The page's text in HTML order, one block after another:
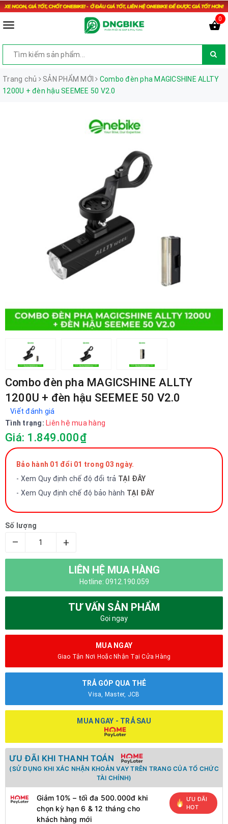
0
Trang chủ SẢN PHẨM MỚI
Combo đèn pha MAGICSHINE ALLTY
1200U + đèn hậu SEEMEE 50 V2.0
Combo đèn pha MAGICSHINE ALLTY
1200U + đèn hậu SEEMEE 50 V2.0
Viết đánh giá
Tình trạng: Liên hệ mua hàng
Giá: 1.849.000₫
Bảo hành 01 đổi 01 trong 03 ngày.
- Xem Quy định chế độ đổi trả TẠI ĐÂY
- Xem Quy định chế độ bảo hành TẠI ĐÂY
Số lượng
– +
LIÊN HỆ MUA HÀNG
Hotline: 0912.190.059
TƯ VẤN SẢN PHẨM
Gọi ngay
MUA NGAY
Giao Tận Nơi Hoặc Nhận Tại Cửa Hàng
TRẢ GÓP QUA THẺ
Visa, Master, JCB
MUA NGAY - TRẢ SAU
ƯU ĐÃI KHI THANH TOÁN
(SỬ DỤNG KHI XÁC NHẬN KHOẢN VAY TRÊN TRANG CỦA TỔ CHỨC
TÀI CHÍNH)
Giảm 10% – tối đa 500.000đ khi
chọn kỳ hạn 6 & 12 tháng cho
khách hàng mới
ƯU ĐÃI
HOT